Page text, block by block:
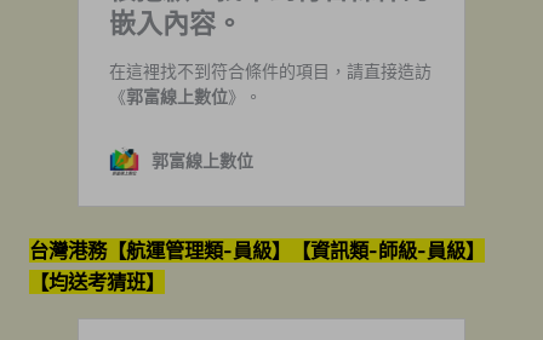
台灣港務【航運管理類-員級】【資訊類-師級-員級】
【均送考猜班】